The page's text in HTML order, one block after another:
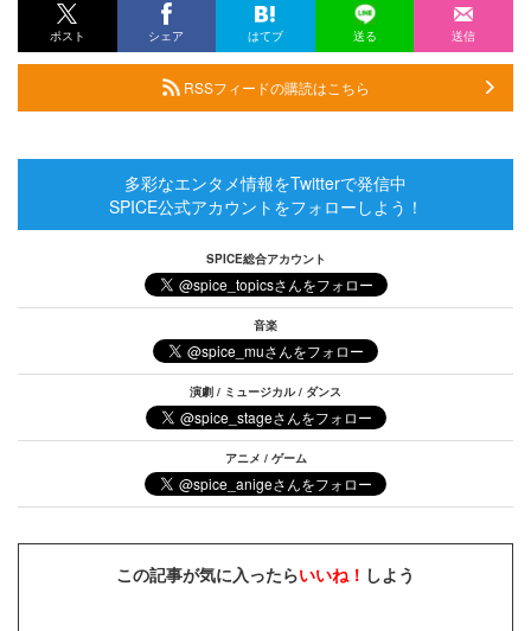
ポスト シェア はてブ 送る 送信
RSSフィードの購読はこちら
多彩なエンタメ情報をTwitterで発信中
SPICE公式アカウントをフォローしよう！
SPICE総合アカウント
音楽
演劇 / ミュージカル / ダンス
アニメ / ゲーム
この記事が気に入ったらいいね！ しよう